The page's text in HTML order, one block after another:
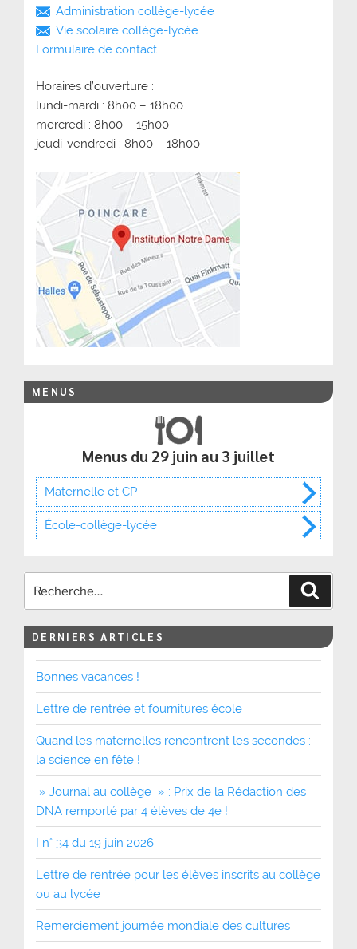
Administration collège-lycée
Vie scolaire collège-lycée
Formulaire de contact
Horaires d’ouverture :
lundi-mardi : 8h00 – 18h00
mercredi : 8h00 – 15h00
jeudi-vendredi : 8h00 – 18h00
MENUS
Menus du 29 juin au 3 juillet
Maternelle et CP
École-collège-lycée
DERNIERS ARTICLES
Bonnes vacances !
Lettre de rentrée et fournitures école
Quand les maternelles rencontrent les secondes :
la science en fête !
» Journal au collège » : Prix de la Rédaction des
DNA remporté par 4 élèves de 4e !
I n° 34 du 19 juin 2026
Lettre de rentrée pour les élèves inscrits au collège
ou au lycée
Remerciement journée mondiale des cultures